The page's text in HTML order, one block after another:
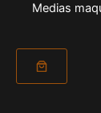
Medias